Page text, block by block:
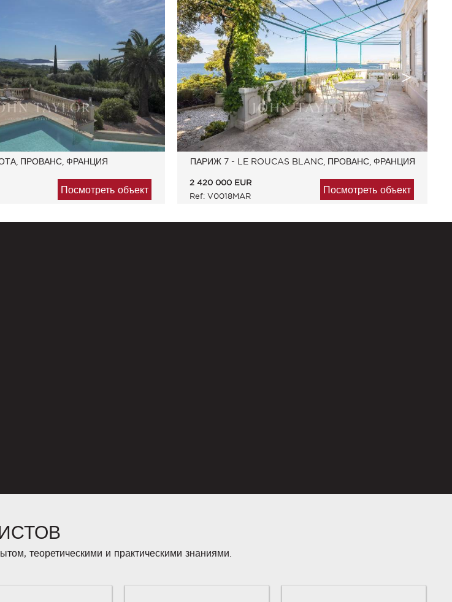
ПРОВАНС, ФРАНЦИЯ
Посмотреть объект
ПАРИЖ 7 - LE ROUCAS BLANC, ПРОВАНС, ФРАНЦИЯ
2 420 000 EUR
Ref: V0018MAR
Посмотреть объект
теоретическими и практическими знаниями.